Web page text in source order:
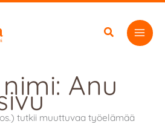
Anu
tutkii muuttuvaa työelämää